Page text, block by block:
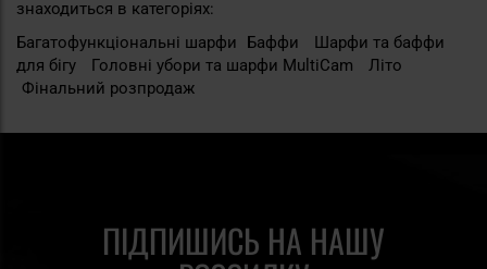
знаходиться в категоріях:
Багатофункціональні шарфи
Баффи
Шарфи та баффи
для бігу
Головні убори та шарфи MultiCam
Літо
Фінальний розпродаж
ПІДПИШИСЬ НА НАШУ